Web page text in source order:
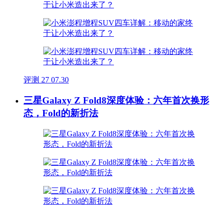
评测 27 07.30
三星Galaxy Z Fold8深度体验：六年首次换形
态，Fold的新折法